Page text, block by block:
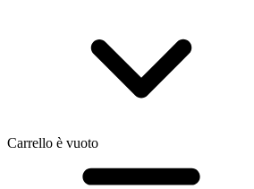
Carrello è vuoto